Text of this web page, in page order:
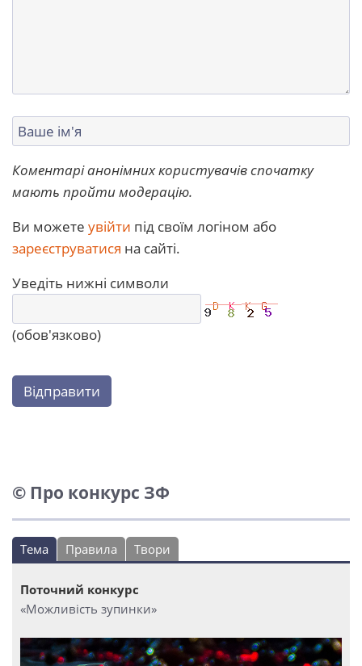
Коментарі анонімних користувачів спочатку
мають пройти модерацію.
Ви можете увійти під своїм логіном або
зареєструватися на сайті.
Уведіть нижні символи
(обов'язково)
Відправити
© Про конкурс ЗФ
Тема Правила Твори
Поточний конкурс
«Можливість зупинки»